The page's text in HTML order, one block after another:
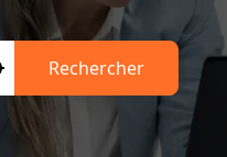
Rechercher